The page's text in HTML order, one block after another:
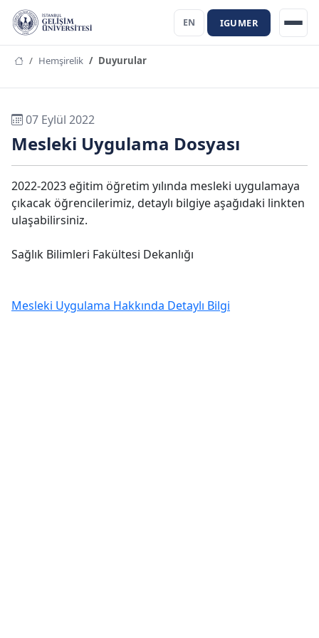
EN IGUMER
Hemşirelik Duyurular
07 Eylül 2022
Mesleki Uygulama Dosyası
2022-2023 eğitim öğretim yılında mesleki uygulamaya
çıkacak öğrencilerimiz, detaylı bilgiye aşağıdaki linkten
ulaşabilirsiniz.
Sağlık Bilimleri Fakültesi Dekanlığı
Mesleki Uygulama Hakkında Detaylı Bilgi